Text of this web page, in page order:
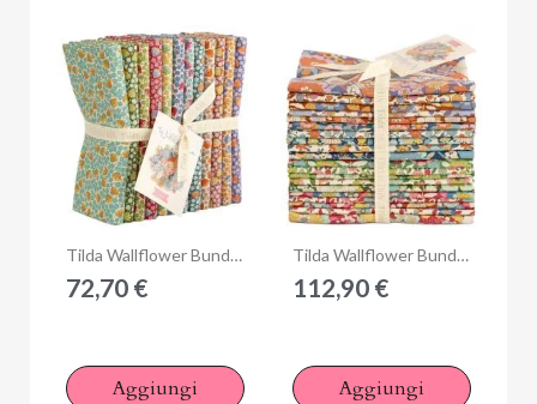
Anteprima Tilda Wallflower Bundle Bellflower, 12 Fat Quarter da 50 x 55 cm Blenders
72,70 €
Aggiungi
Anteprima Tilda Wallflower Bundle Grande, 20 Fat Quarter da 50 x 55 cm Collezione Base
112,90 €
Aggiungi